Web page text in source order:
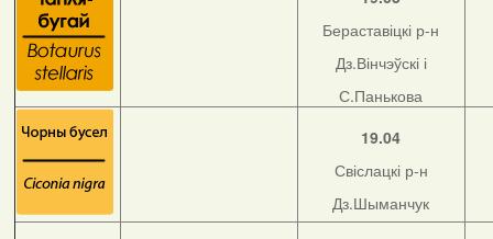
Бераставіцкі р-н
Дз.Вінчэўскі і
С.Панькова
19.04
Свіслацкі р-н
Дз.Шыманчук